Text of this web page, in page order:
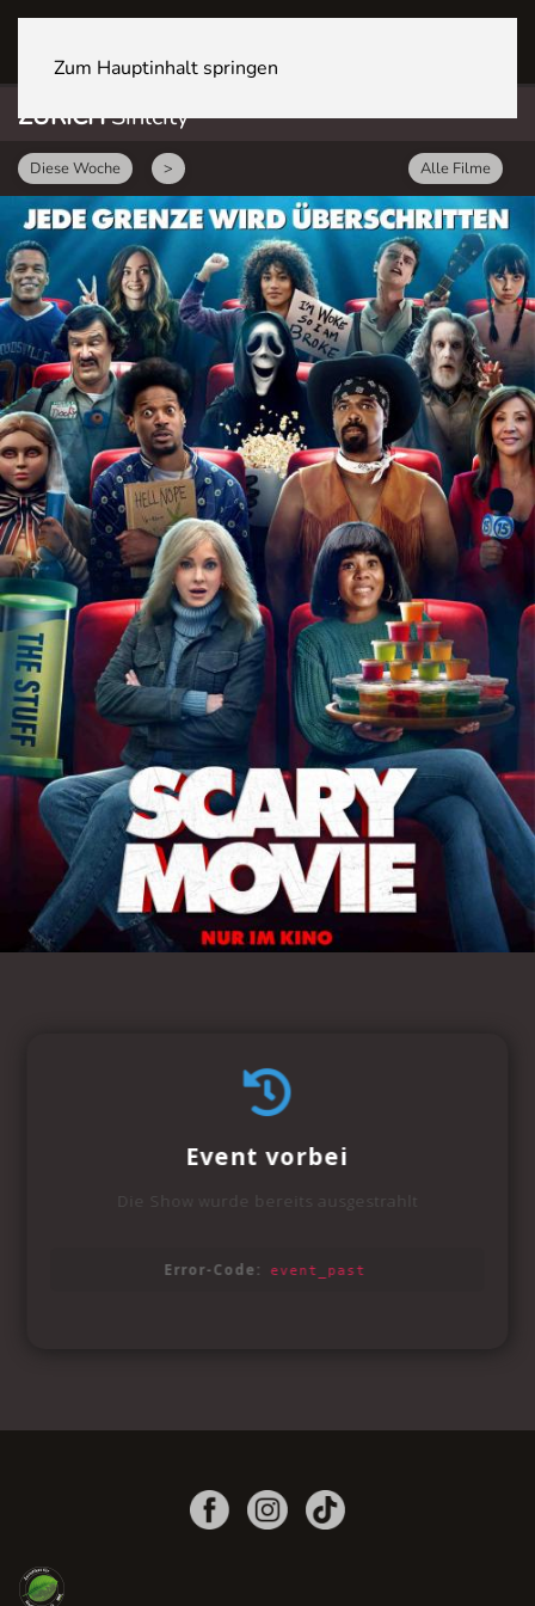
Zum Hauptinhalt springen
ZÜRICHSihlcity
Diese Woche > Alle Filme